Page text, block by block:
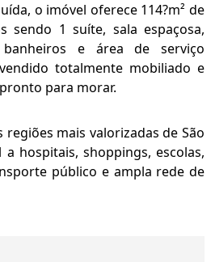
o imóvel oferece 114?m² de
sendo 1 suíte, sala espaçosa,
e área de serviço
totalmente mobiliado e
para morar.
regiões mais valorizadas de São
a hospitais, shoppings, escolas,
público e ampla rede de